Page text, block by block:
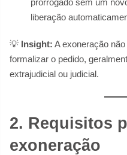
liberação
💡 Insight: A exoneração
formalizar o pedido,
extrajudicial ou judicial.
2. Requisitos
exoneração